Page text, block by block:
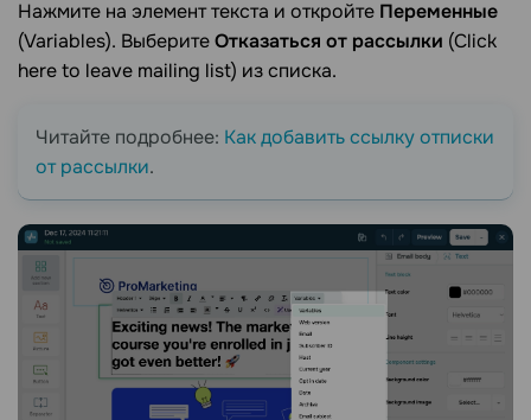
Нажмите на элемент текста и откройте Переменные
(Variables). ВыберитеОтказаться от рассылки (Click
here to leave mailing list) из списка.
Читайте подробнее: Как добавить ссылку отписки
от рассылки.